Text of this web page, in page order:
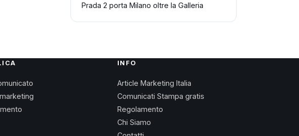
Prada 2 porta Milano oltre la Galleria
INFO
Article Marketing Italia
Comunicati Stampa gratis
Regolamento
Chi Siamo